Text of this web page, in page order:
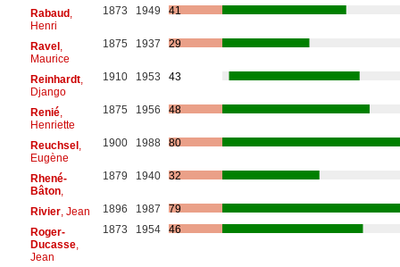
Rabaud,
Henri
1873 1949 41
Ravel,
Maurice
1875 1937 29
Reinhardt,
Django
1910 1953 43
Renié,
Henriette
1875 1956 48
Reuchsel,
Eugène
1900 1988 80
Rhené-
Bâton,
1879 1940 32
Rivier, Jean 1896 1987
79
Roger-
Ducasse,
Jean
1873 1954 46